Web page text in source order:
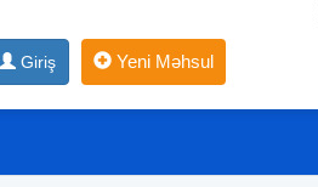
Giriş Yeni Məhsul